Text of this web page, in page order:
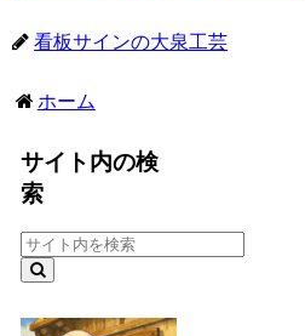
看板サインの大泉工芸
ホーム
サイト内の検
索